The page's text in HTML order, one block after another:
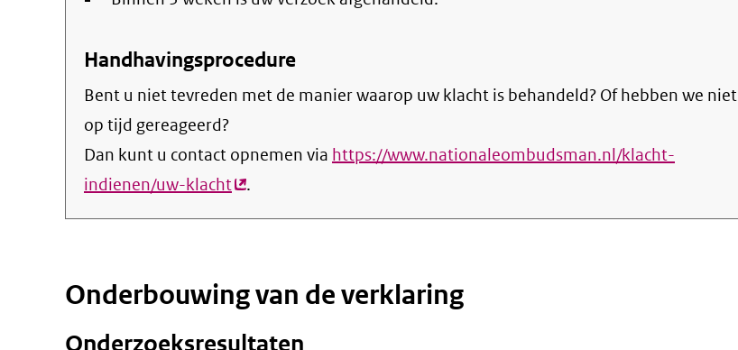
Handhavingsprocedure
Bent u niet tevreden met de manier waarop uw klacht is behandeld? Of hebben we niet
op tijd gereageerd?
Dan kunt u contact opnemen via https://www.nationaleombudsman.nl/klacht-
indienen/uw-klacht(externe
link)
.
Onderbouwing van de verklaring
Onderzoeksresultaten